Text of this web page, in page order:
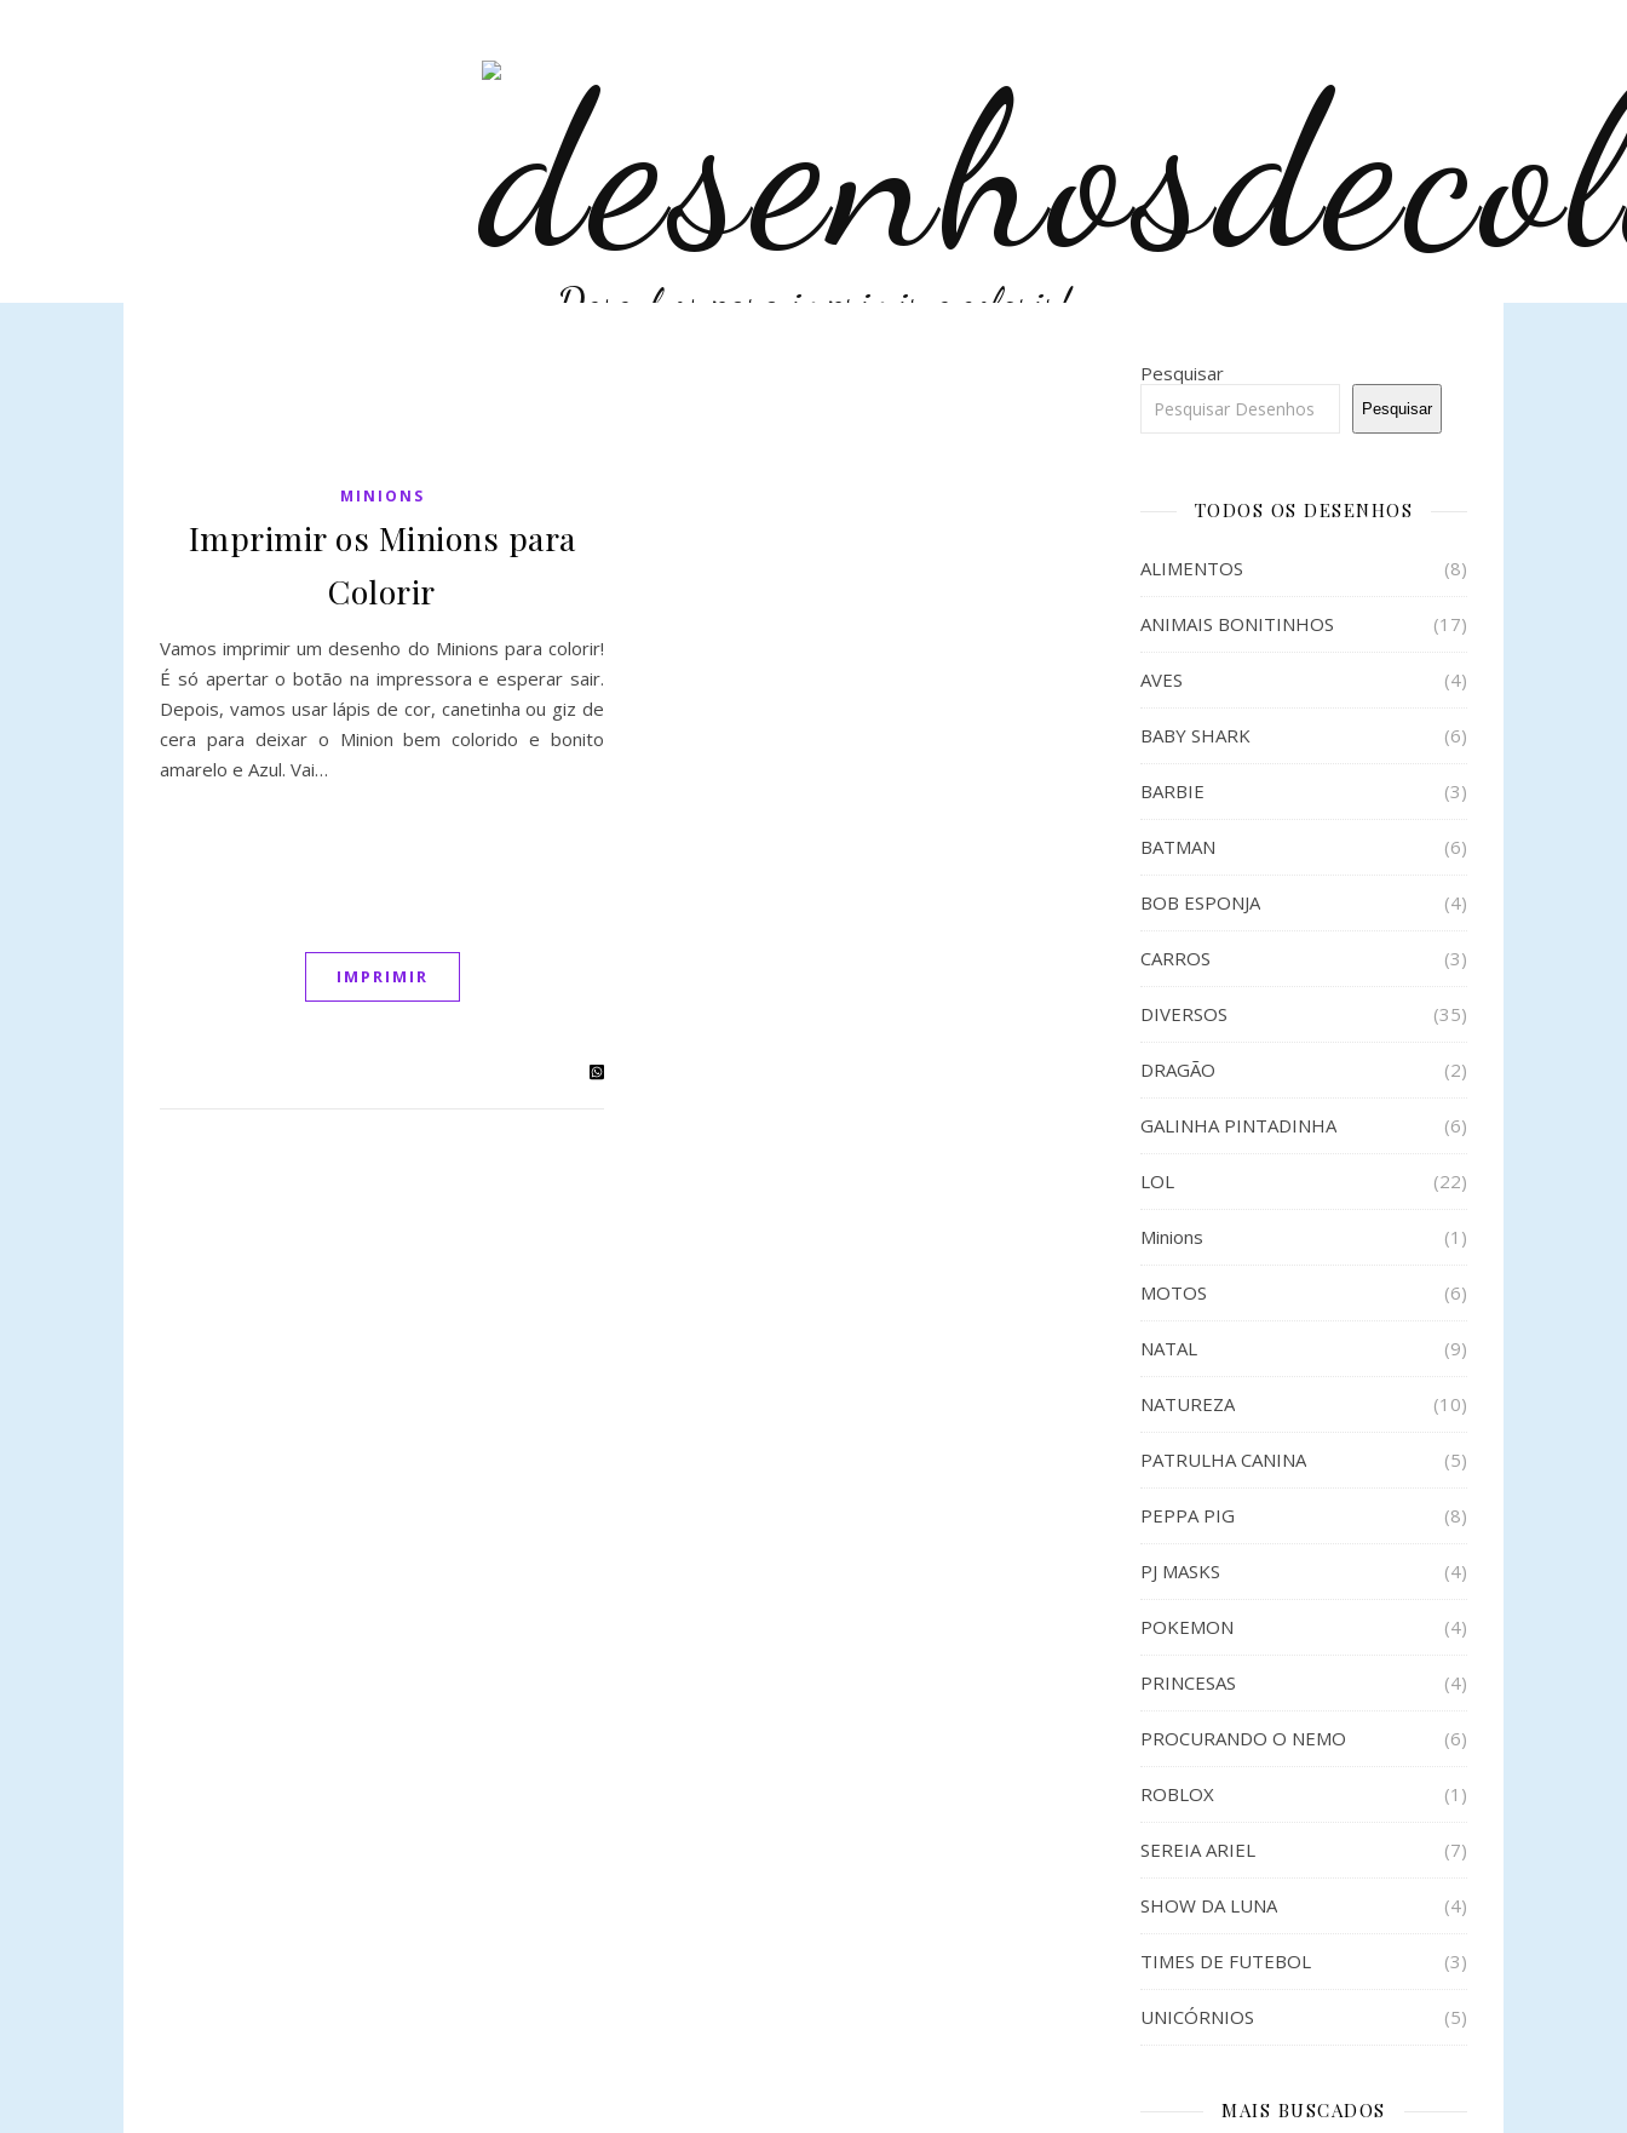
Desenhos para imprimir e colorir!
MINIONS
Imprimir os Minions para
Colorir
Vamos imprimir um desenho do Minions para colorir!
É só apertar o botão na impressora e esperar sair.
Depois, vamos usar lápis de cor, canetinha ou giz de
cera para deixar o Minion bem colorido e bonito
amarelo e Azul. Vai…
IMPRIMIR
Pesquisar
Pesquisar
TODOS OS DESENHOS
ALIMENTOS (8)
ANIMAIS BONITINHOS (17)
AVES (4)
BABY SHARK (6)
BARBIE (3)
BATMAN (6)
BOB ESPONJA (4)
CARROS (3)
DIVERSOS (35)
DRAGÃO (2)
GALINHA PINTADINHA (6)
LOL (22)
Minions (1)
MOTOS (6)
NATAL (9)
NATUREZA (10)
PATRULHA CANINA (5)
PEPPA PIG (8)
PJ MASKS (4)
POKEMON (4)
PRINCESAS (4)
PROCURANDO O NEMO (6)
ROBLOX (1)
SEREIA ARIEL (7)
SHOW DA LUNA (4)
TIMES DE FUTEBOL (3)
UNICÓRNIOS (5)
MAIS BUSCADOS